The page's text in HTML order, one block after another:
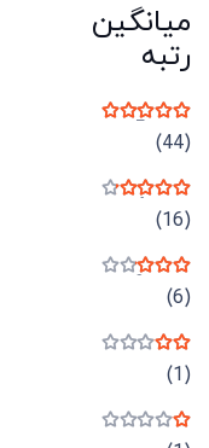
میانگین
رتبه
نمره
(44)
نمره(16)
نمره(6)
نمره(1)
نمره